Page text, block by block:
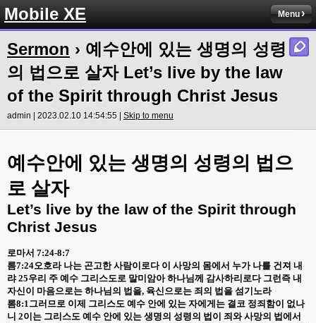
Mobile XE Menu
Sermon › 예수안에 있는 생명의 성령
의 법으로 살자 Let’s live by the law
of the Spirit through Christ Jesus
admin | 2023.02.10 14:54:55 | Skip to menu
예수안에 있는 생명의 성령의 법으
로 살자
Let’s live by the law of the Spirit through
Christ Jesus
로마서 7:24-8:7
롬7:24오호라 나는 곤고한 사람이로다 이 사망의 몸에서 누가 나를 건져 내
랴25우리 주 예수 그리스도로 말미암아 하나님께 감사하리로다 그런즉 내
자신이 마음으로는 하나님의 법을, 육신으로는 죄의 법을 섬기노라
롬8:1그러므로 이제 그리스도 예수 안에 있는 자에게는 결코 정죄함이 없나
니 2이는 그리스도 예수 안에 있는 생명의 성령의 법이 죄와 사망의 법에서